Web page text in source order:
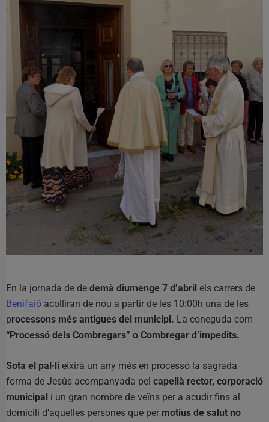
En la jornada de de demà diumenge 7 d’abril els carrers de
Benifaió acolliran de nou a partir de les 10:00h una de les
processons més antigues del municipi. La coneguda com
“Processó dels Combregars” o Combregar d’impedits.
Sota el pal·li eixirà un any més en processó la sagrada
forma de Jesús acompanyada pel capellà rector, corporació
municipal i un gran nombre de veïns per a acudir fins al
domicili d’aquelles persones que per motius de salut no